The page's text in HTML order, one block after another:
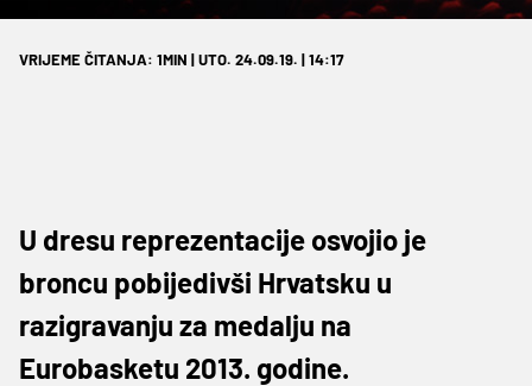
VRIJEME ČITANJA: 1MIN | UTO. 24.09.19. | 14:17
U dresu reprezentacije osvojio je
broncu pobijedivši Hrvatsku u
razigravanju za medalju na
Eurobasketu 2013. godine.